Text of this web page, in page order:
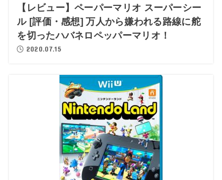
【レビュー】ペーパーマリオ スーパーシー
ル [評価・感想] 万人から嫌われる路線に舵
を切ったハバネロペッパーマリオ！
2020.07.15